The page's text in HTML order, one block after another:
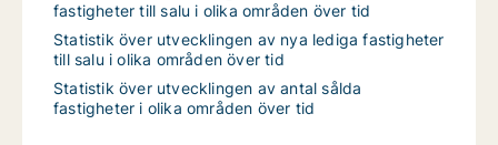
fastigheter till salu i olika områden över tid
Statistik över utvecklingen av nya lediga fastigheter
till salu i olika områden över tid
Statistik över utvecklingen av antal sålda
fastigheter i olika områden över tid